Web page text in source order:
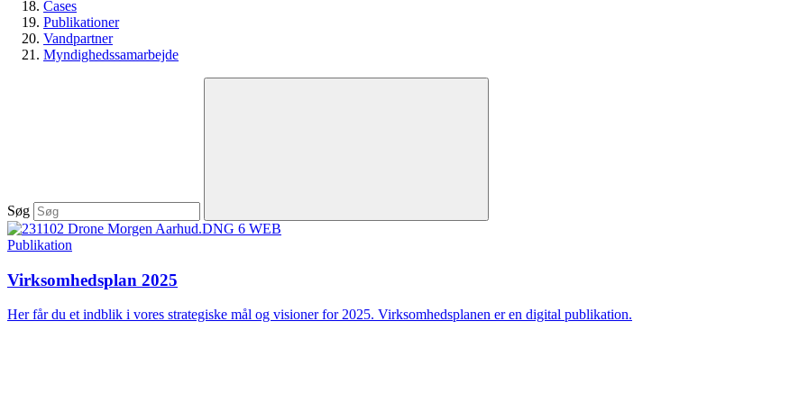
Cases
Publikationer
Vandpartner
Myndighedssamarbejde
Søg
Publikation
Virksomhedsplan 2025
Her får du et indblik i vores strategiske mål og visioner for 2025. Virksomhedsplanen er en digital publikation.